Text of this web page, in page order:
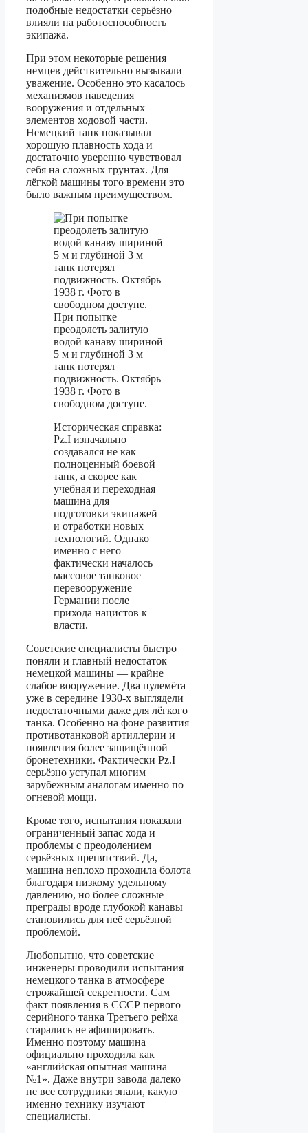
подобные недостатки серьёзно
влияли на работоспособность
экипажа.
При этом некоторые решения
немцев действительно вызывали
уважение. Особенно это касалось
механизмов наведения
вооружения и отдельных
элементов ходовой части.
Немецкий танк показывал
хорошую плавность хода и
достаточно уверенно чувствовал
себя на сложных грунтах. Для
лёгкой машины того времени это
было важным преимуществом.
При попытке
преодолеть залитую
водой канаву шириной
5 м и глубиной 3 м
танк потерял
подвижность. Октябрь
1938 г. Фото в
свободном доступе.
Историческая справка:
Pz.I изначально
создавался не как
полноценный боевой
танк, а скорее как
учебная и переходная
машина для
подготовки экипажей
и отработки новых
технологий. Однако
именно с него
фактически началось
массовое танковое
перевооружение
Германии после
прихода нацистов к
власти.
Советские специалисты быстро
поняли и главный недостаток
немецкой машины — крайне
слабое вооружение. Два пулемёта
уже в середине 1930-х выглядели
недостаточными даже для лёгкого
танка. Особенно на фоне развития
противотанковой артиллерии и
появления более защищённой
бронетехники. Фактически Pz.I
серьёзно уступал многим
зарубежным аналогам именно по
огневой мощи.
Кроме того, испытания показали
ограниченный запас хода и
проблемы с преодолением
серьёзных препятствий. Да,
машина неплохо проходила болота
благодаря низкому удельному
давлению, но более сложные
преграды вроде глубокой канавы
становились для неё серьёзной
проблемой.
Любопытно, что советские
инженеры проводили испытания
немецкого танка в атмосфере
строжайшей секретности. Сам
факт появления в СССР первого
серийного танка Третьего рейха
старались не афишировать.
Именно поэтому машина
официально проходила как
«английская опытная машина
№1». Даже внутри завода далеко
не все сотрудники знали, какую
именно технику изучают
специалисты.